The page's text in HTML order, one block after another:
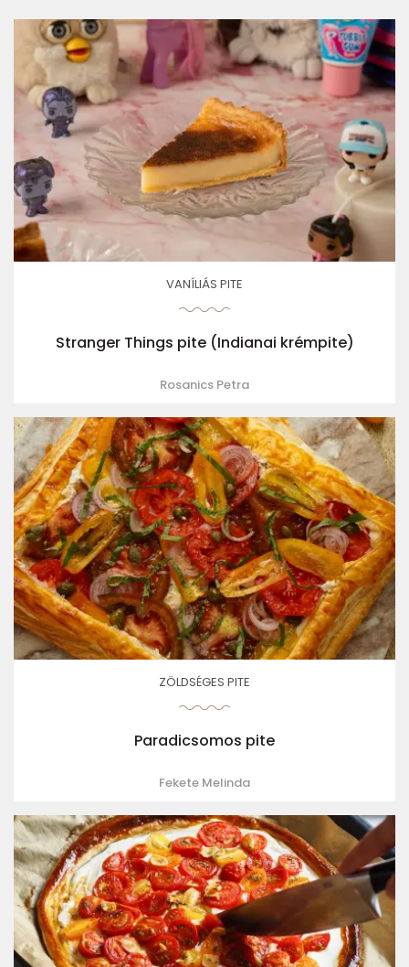
VANÍLIÁS PITE
Stranger Things pite (Indianai krémpite)
Rosanics Petra
ZÖLDSÉGES PITE
Paradicsomos pite
Fekete Melinda